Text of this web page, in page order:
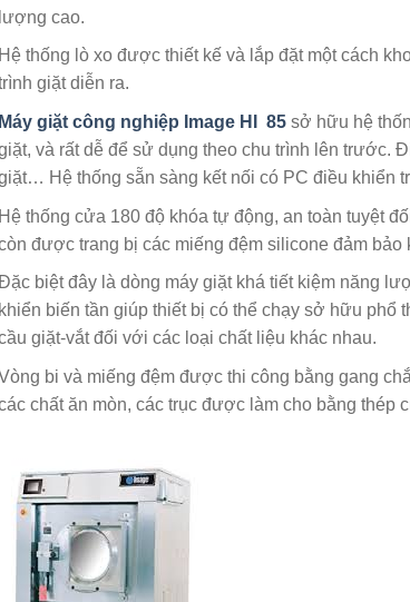
lượng cao.
Hệ thống lò xo được thiết kế và lắp đặt một cách
giặt diễn ra.
Máy giặt công nghiệp Image HI 85 sở hữu hệ
và rất dễ để sử dụng theo chu trình lên trước.
Hệ thống sẵn sàng kết nối có PC điều khiển
Hệ thống cửa 180 độ khóa tự động, an toàn tuyệt
được trang bị các miếng đệm silicone đảm bảo
biệt đây là dòng máy giặt khá tiết kiệm năng
khiển biến tần giúp thiết bị có thể chạy sở hữu phổ
giặt-vắt đối với các loại chất liệu khác nhau.
bi và miếng đệm được thi công bằng gang
chất ăn mòn, các trục được làm cho bằng thép